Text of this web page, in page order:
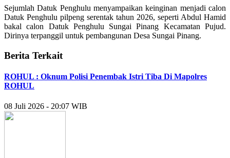
Sejumlah Datuk Penghulu menyampaikan keinginan menjadi calon
Datuk Penghulu pilpeng serentak tahun 2026, seperti Abdul Hamid
bakal calon Datuk Penghulu Sungai Pinang Kecamatan Pujud.
Dirinya terpanggil untuk pembangunan Desa Sungai Pinang.
Berita Terkait
ROHUL : Oknum Polisi Penembak Istri Tiba Di Mapolres
ROHUL
08 Juli 2026 - 20:07 WIB